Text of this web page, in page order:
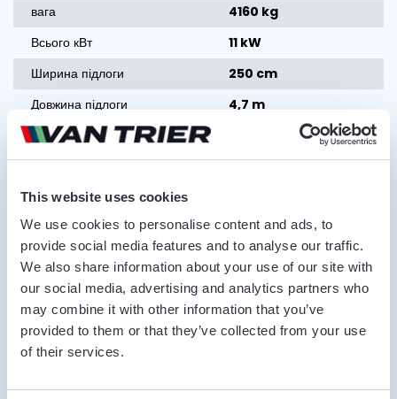
This website uses cookies
We use cookies to personalise content and ads, to
provide social media features and to analyse our traffic.
We also share information about your use of our site with
our social media, advertising and analytics partners who
may combine it with other information that you’ve
provided to them or that they’ve collected from your use
of their services.
вага
4160 kg
Всього кВт
11 kW
Ширина підлоги
250 cm
Довжина підлоги
4,7 m
Ролики
Типи роликів
Сталеві спіральні
Запросити комерційну пропозицію
ІМ'Я ТА ПРІЗВИЩЕ